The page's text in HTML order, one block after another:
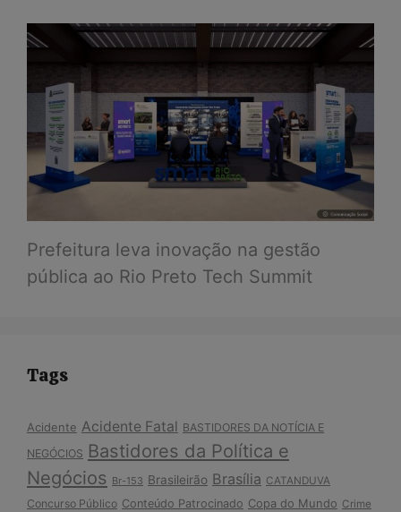
Prefeitura leva inovação na gestão
pública ao Rio Preto Tech Summit
Tags
Acidente Acidente Fatal BASTIDORES DA NOTÍCIA E
NEGÓCIOS Bastidores da Política e
Negócios Br-153 Brasileirão Brasília CATANDUVA
Concurso Público Conteúdo Patrocinado Copa do Mundo Crime